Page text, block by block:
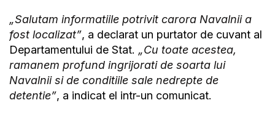
„Salutam informatiile potrivit carora Navalnii a
fost localizat”, a declarat un purtator de cuvant al
Departamentului de Stat. „Cu toate acestea,
ramanem profund ingrijorati de soarta lui
Navalnii si de conditiile sale nedrepte de
detentie”, a indicat el intr-un comunicat.